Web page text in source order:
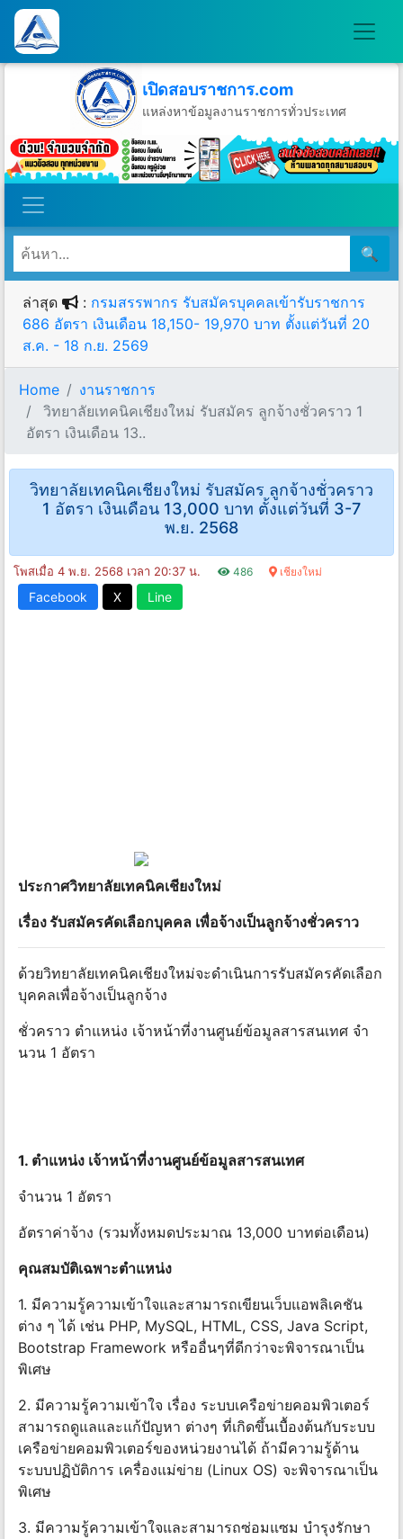
เปิดสอบราชการ.com
แหล่งหาข้อมูลงานราชการทั่วประเทศ
วันอาทิตย์ที่ 9 เดือนสิงหาคม พ.ศ.2569
🔍
ล่าสุด : กรมสรรพากร รับสมัครบุคคลเข้ารับราชการ
686 อัตรา เงินเดือน 18,150- 19,970 บาท ตั้งแต่วันที่ 20
ส.ค. - 18 ก.ย. 2569
Home
งานราชการ
วิทยาลัยเทคนิคเชียงใหม่ รับสมัคร ลูกจ้างชั่วคราว 1
อัตรา เงินเดือน 13..
วิทยาลัยเทคนิคเชียงใหม่ รับสมัคร ลูกจ้างชั่วคราว
1 อัตรา เงินเดือน 13,000 บาท ตั้งแต่วันที่ 3-7
พ.ย. 2568
โพสเมื่อ 4 พ.ย. 2568 เวลา 20:37 น. 486 เชียงใหม่
Facebook X Line
ประกาศวิทยาลัยเทคนิคเชียงใหม่
เรื่อง รับสมัครคัดเลือกบุคคล เพื่อจ้างเป็นลูกจ้างชั่วคราว
ด้วยวิทยาลัยเทคนิคเชียงใหม่จะดําเนินการรับสมัครคัดเลือก
บุคคลเพื่อจ้างเป็นลูกจ้าง
ชั่วคราว ตําแหน่ง เจ้าหน้าที่งานศูนย์ข้อมูลสารสนเทศ จํา
นวน 1 อัตรา
1. ตําแหน่ง เจ้าหน้าที่งานศูนย์ข้อมูลสารสนเทศ
จํานวน 1 อัตรา
อัตราค่าจ้าง (รวมทั้งหมดประมาณ 13,000 บาทต่อเดือน)
คุณสมบัติเฉพาะตําแหน่ง
1. มีความรู้ความเข้าใจและสามารถเขียนเว็บแอพลิเคชัน
ต่าง ๆ ได้ เช่น PHP, MySQL, HTML, CSS, Java Script,
Bootstrap Framework หรืออื่นๆที่ดีกว่าจะพิจารณาเป็น
พิเศษ
2. มีความรู้ความเข้าใจ เรื่อง ระบบเครือข่ายคอมพิวเตอร์
สามารถดูแลและแก้ปัญหา ต่างๆ ที่เกิดขึ้นเบื้องต้นกับระบบ
เครือข่ายคอมพิวเตอร์ของหน่วยงานได้ ถ้ามีความรู้ด้าน
ระบบปฏิบัติการ เครื่องแม่ข่าย (Linux OS) จะพิจารณาเป็น
พิเศษ
3. มีความรู้ความเข้าใจและสามารถซ่อมแซม บํารุงรักษา